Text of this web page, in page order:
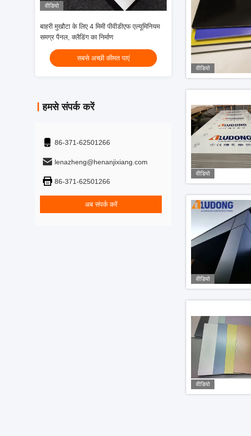
बाहरी मुखौटा के लिए 4 मिमी पीवीडीएफ एल्यूमिनियम
समग्र पैनल, क्लैडिंग का निर्माण
सबसे अच्छी कीमत पाएं
पीवीडीएफ लेपित एल्यूमीनियम कम्पोजिट बोर्ड
सबसे अच्छी कीमत पाएं
हमसे संपर्क करें
86-371-62501266
lenazheng@henanjixiang.com
86-371-62501266
अब संपर्क करें
वीडियो
वीडियो
वीडियो
वीडियो